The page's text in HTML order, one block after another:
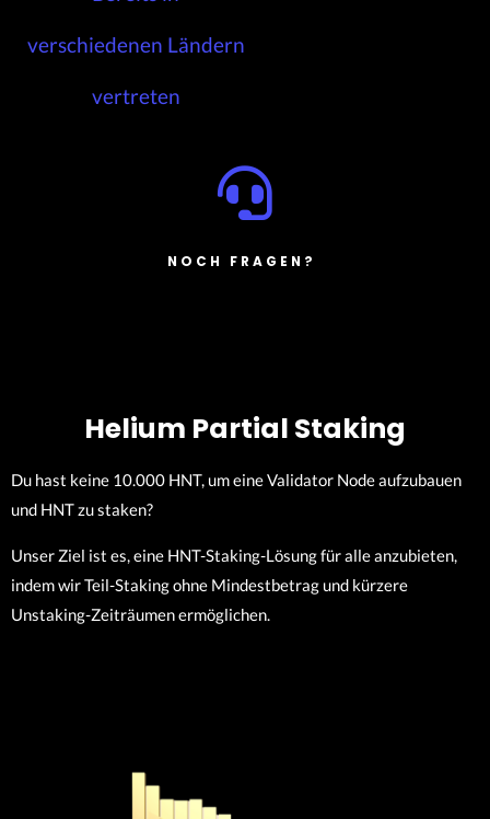
verschiedenen Ländern
vertreten
NOCH FRAGEN?
Helium Partial Staking
Du hast keine 10.000 HNT, um eine Validator Node aufzubauen
und HNT zu staken?
Unser Ziel ist es, eine HNT-Staking-Lösung für alle anzubieten,
indem wir Teil-Staking ohne Mindestbetrag und kürzere
Unstaking-Zeiträumen ermöglichen.